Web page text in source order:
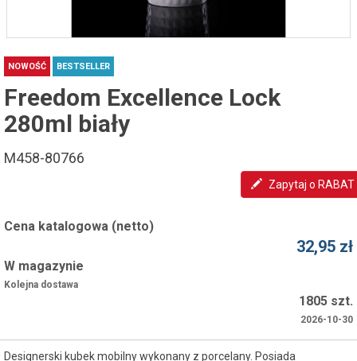
NOWOŚĆ BESTSELLER
Freedom Excellence Lock
280ml biały
M458-80766
Zapytaj o RABAT
Cena katalogowa (netto)
32,95 zł
W magazynie
Kolejna dostawa
1805 szt.
2026-10-30
Designerski kubek mobilny wykonany z porcelany. Posiada